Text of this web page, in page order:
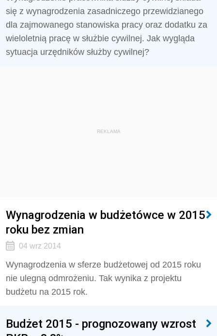
się z wynagrodzenia zasadniczego przewidzianego
dla zajmowanego stanowiska pracy oraz dodatku za
wieloletnią pracę w służbie cywilnej. Jak wygląda
sytuacja urzędników służby cywilnej?
REKLAMA
Wynagrodzenia w budżetówce w 2015
roku bez zmian
04 wrz 2014
Wynagrodzenia w sferze budżetowej od 2015 roku
nie ulegną odmrożeniu. Tak wynika z projektu
budżetu na 2015 rok.
Budżet 2015 - prognozowany wzrost